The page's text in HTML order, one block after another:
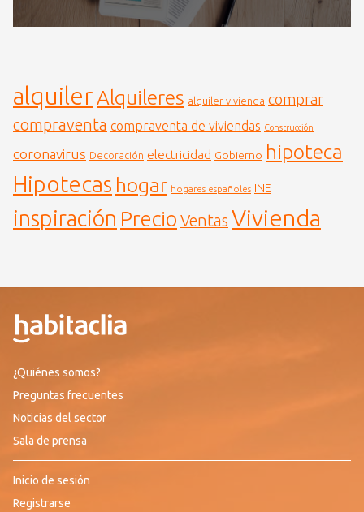
alquilerAlquileres alquiler vivienda comprar
compraventa compraventa de viviendas Construcción
coronavirus Decoración electricidad Gobierno hipoteca
Hipotecas hogar hogares españoles INE
inspiración Precio Ventas Vivienda
¿Quiénes somos?
Preguntas frecuentes
Noticias del sector
Sala de prensa
Inicio de sesión
Registrarse